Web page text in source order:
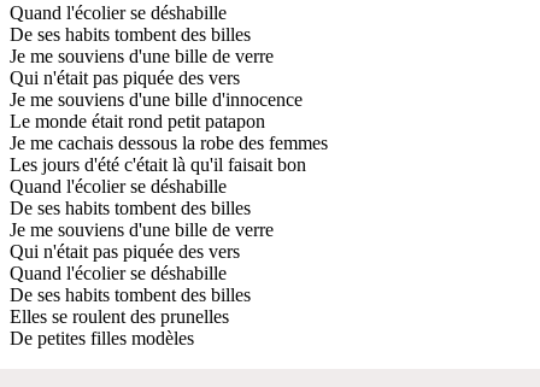
Quand l'écolier se déshabille
De ses habits tombent des billes
Je me souviens d'une bille de verre
Qui n'était pas piquée des vers
Je me souviens d'une bille d'innocence
Le monde était rond petit patapon
Je me cachais dessous la robe des femmes
Les jours d'été c'était là qu'il faisait bon
Quand l'écolier se déshabille
De ses habits tombent des billes
Je me souviens d'une bille de verre
Qui n'était pas piquée des vers
Quand l'écolier se déshabille
De ses habits tombent des billes
Elles se roulent des prunelles
De petites filles modèles